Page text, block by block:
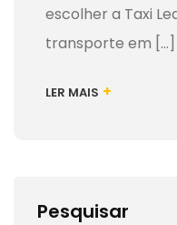
Pesquisar
escolher a Taxi
transporte em [...]
LER MAIS +